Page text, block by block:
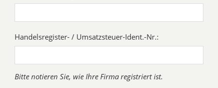
Handelsregister- / Umsatzsteuer-Ident.-Nr.:
Bitte notieren Sie, wie Ihre Firma registriert ist.